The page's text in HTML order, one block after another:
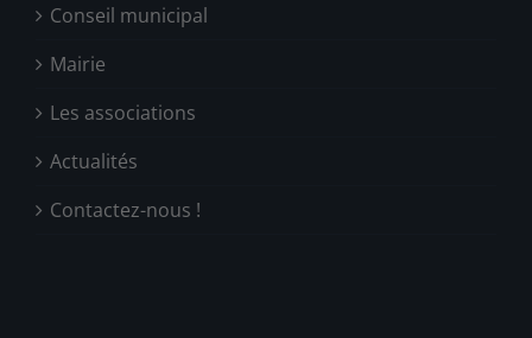
Conseil municipal
Mairie
Les associations
Actualités
Contactez-nous !